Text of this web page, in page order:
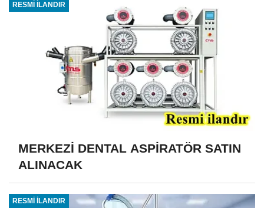
RESMİ İLANDIR
MERKEZİ DENTAL ASPİRATÖR SATIN
ALINACAK
RESMİ İLANDIR